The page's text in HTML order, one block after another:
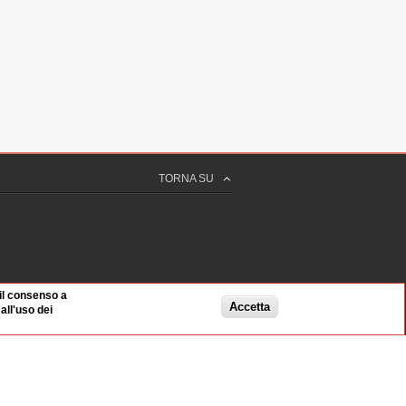
normalita'
TORNA SU
consenso a
dei
Accetta